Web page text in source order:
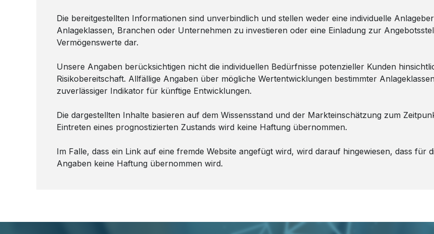
Die bereitgestellten Informationen sind unverbindlich und stellen weder eine individuelle
Anlageklassen, Branchen oder Unternehmen zu investieren oder eine Einladung zur
Vermögenswerte dar.
Unsere Angaben berücksichtigen nicht die individuellen Bedürfnisse potenzieller Kunden
Risikobereitschaft. Allfällige Angaben über mögliche Wertentwicklungen bestimmter
zuverlässiger Indikator für künftige Entwicklungen.
Die dargestellten Inhalte basieren auf dem Wissensstand und der Markteinschätzung zum
Eintreten eines prognostizierten Zustands wird keine Haftung übernommen.
Im Falle, dass ein Link auf eine fremde Website angefügt wird, wird darauf hingewiesen, dass für
Angaben keine Haftung übernommen wird.